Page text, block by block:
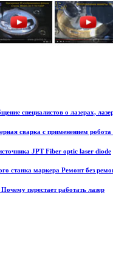
специалистов о лазерах,
сварка с применением
JPT Fiber optic laser diode
станка маркера Ремонт без
перестает работать лазер